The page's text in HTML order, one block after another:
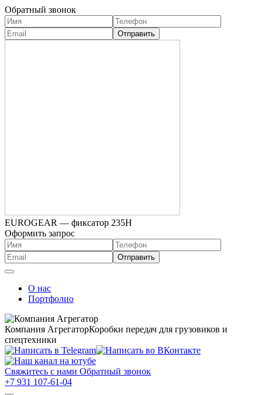
Обратный звонок
EUROGEAR — фиксатор 235Н
Оформить запрос
О нас
Портфолио
Компания АгрегаторКоробки передач для грузовиков и
спецтехники
Свяжитесь с нами Обратный звонок
+7 931 107-61-04